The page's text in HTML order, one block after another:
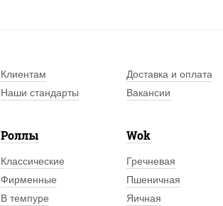
Клиентам Доставка и оплата
Наши стандарты Вакансии
Роллы
Классические
Фирменные
В темпуре
Wok
Гречневая
Пшеничная
Яичная